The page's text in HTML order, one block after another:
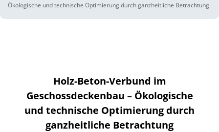
Ökologische und technische Optimierung durch ganzheitliche Betrachtung
Holz-Beton-Verbund im
Geschossdeckenbau – Ökologische
und technische Optimierung durch
ganzheitliche Betrachtung